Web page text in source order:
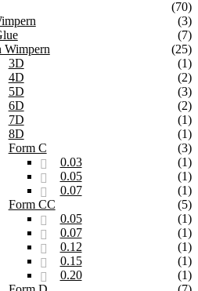
(70)
(3)
(7)
Wimpern
(25)
3D
(1)
4D
(2)
5D
(3)
6D
(2)
7D
(1)
8D
(1)
Form C
(3)
0.03
(1)
0.05
(1)
0.07
(1)
Form CC
(5)
0.05
(1)
0.07
(1)
0.12
(1)
0.15
(1)
0.20
(1)